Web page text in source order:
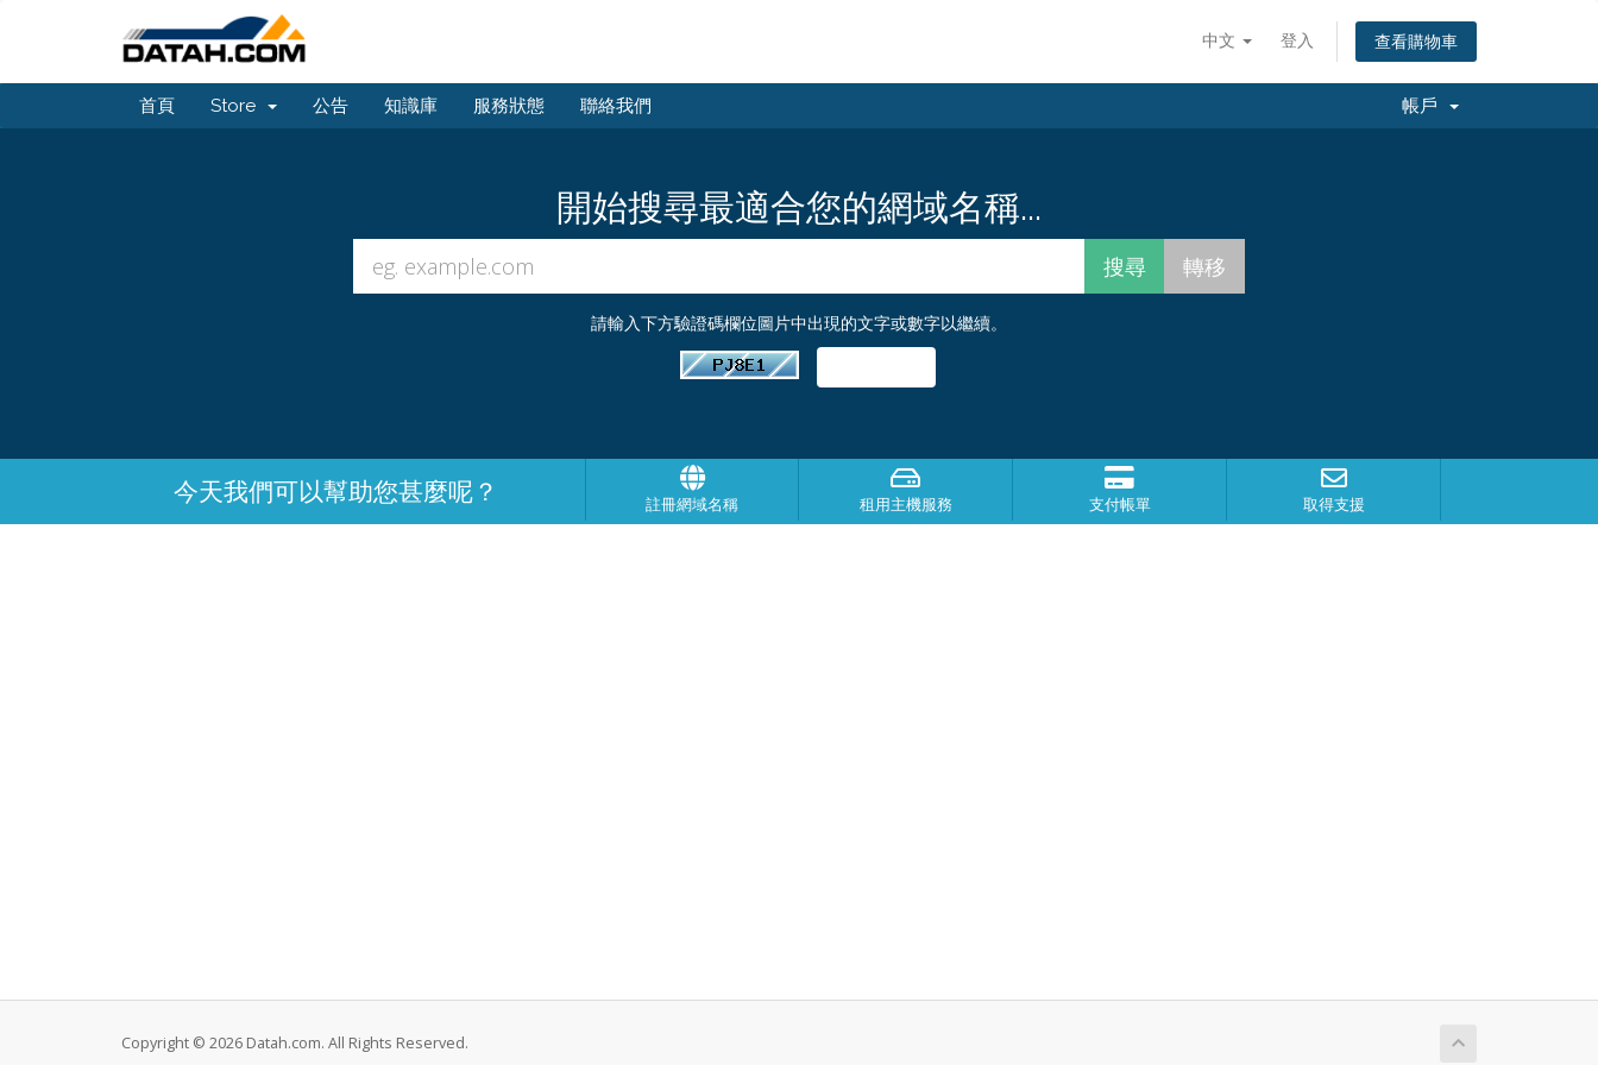
中文 登入 查看購物車
首頁 Store 公告 知識庫 服務狀態 聯絡我們 帳戶
開始搜尋最適合您的網域名稱...
請輸入下方驗證碼欄位圖片中出現的文字或數字以繼續。
今天我們可以幫助您甚麼呢？ 註冊網域名稱 租用主機服務 支付帳單 取得支援
Copyright © 2026 Datah.com. All Rights Reserved.